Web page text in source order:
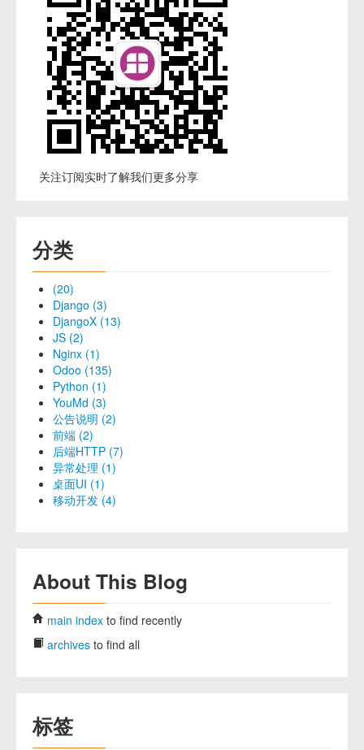
关注订阅实时了解我们更多分享
分类
(20)
Django (3)
DjangoX (13)
JS (2)
Nginx (1)
Odoo (135)
Python (1)
YouMd (3)
公告说明 (2)
前端 (2)
后端HTTP (7)
异常处理 (1)
桌面UI (1)
移动开发 (4)
About This Blog
main index to find recently
archives to find all
标签